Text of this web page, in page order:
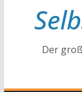
Der